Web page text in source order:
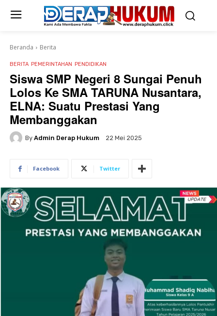
Beranda Berita
BERITA PEMERINTAHAN PENDIDIKAN
Siswa SMP Negeri 8 Sungai Penuh
Lolos Ke SMA TARUNA Nusantara,
ELNA: Suatu Prestasi Yang
Membanggakan
By Admin Derap Hukum 22 Mei 2025
Facebook Twitter